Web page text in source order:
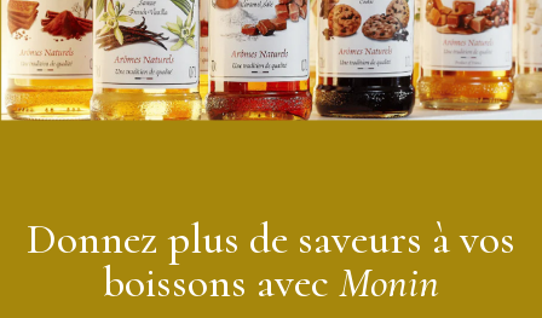
Donnez plus de saveurs à vos
boissons avec Monin